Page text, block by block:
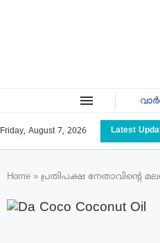
Friday, August 7, 2026 Latest
Home » പ്രതിപക്ഷ നേതാവിൻ്റെ